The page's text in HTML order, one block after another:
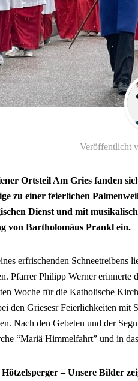
Veröffentlicht
Ortsteil Am Gries fanden
zu einer feierlichen
Dienst und mit
von Bartholomäus Prankl ein.
erfrischenden Schneetreibens
Pfarrer Philipp Werner erinnerte
Woche für die Katholische
den Griesesr Feierlichkeiten mit
Nach den Gebeten und der
“Mariä Himmelfahrt” und in
– Unsere Bilder